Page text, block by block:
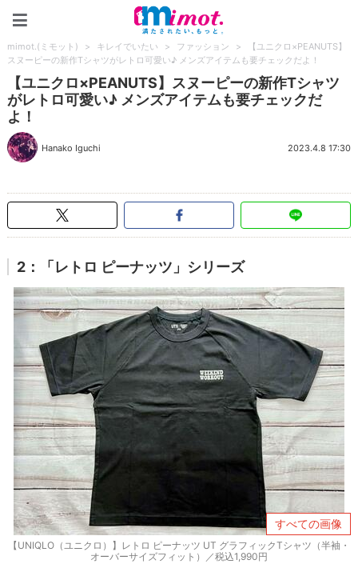
mimot.(ミモット) > キレイでいたい > ファッション >
【ユニクロ×PEANUTS】
スヌーピーの新作Tシャツがレトロ可愛い♪ メンズアイテムも要チェックだよ！
【ユニクロ×PEANUTS】スヌーピーの新作Tシャツ
がレトロ可愛い♪ メンズアイテムも要チェックだ
よ！
Hanako Iguchi 2023.4.8 17:30
2：「レトロ ピーナッツ」シリーズ
すべての画像
【UNIQLO（ユニクロ）】レトロ ピーナッツ UT グラフィックTシャツ（半袖・
オーバーサイズフィット）／税込1,990円